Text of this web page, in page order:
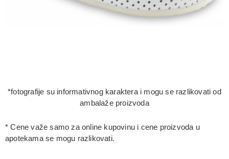
*fotografije su informativnog karaktera i mogu se razlikovati od
ambalaže proizvoda
* Cene važe samo za online kupovinu i cene proizvoda u
apotekama se mogu razlikovati.